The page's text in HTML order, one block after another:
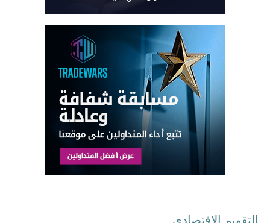
التقويم الاقتصادي